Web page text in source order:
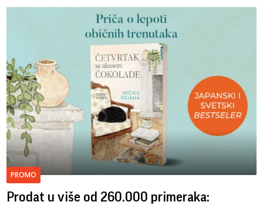
PROMO
Prodat u više od 260.000 primeraka: